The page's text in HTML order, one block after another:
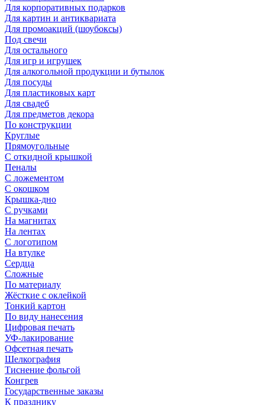
Для корпоративных подарков
Для картин и антиквариата
Для промоакций (шоубоксы)
Под свечи
Для остального
Для игр и игрушек
Для алкогольной продукции и бутылок
Для посуды
Для пластиковых карт
Для свадеб
Для предметов декора
По конструкции
Круглые
Прямоугольные
С откидной крышкой
Пеналы
С ложементом
С окошком
Крышка-дно
С ручками
На магнитах
На лентах
С логотипом
На втулке
Сердца
Сложные
По материалу
Жёсткие с оклейкой
Тонкий картон
По виду нанесения
Цифровая печать
УФ-лакирование
Офсетная печать
Шелкография
Тиснение фольгой
Конгрев
Государственные заказы
К празднику